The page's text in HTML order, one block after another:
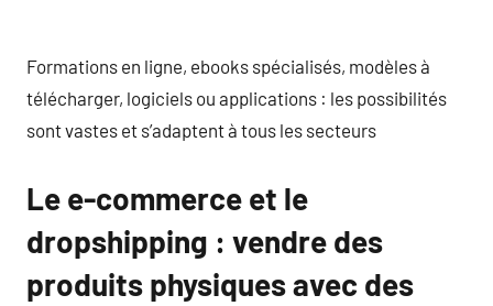
Formations en ligne, ebooks spécialisés, modèles à
télécharger, logiciels ou applications : les possibilités
sont vastes et s’adaptent à tous les secteurs
Le e-commerce et le
dropshipping : vendre des
produits physiques avec des